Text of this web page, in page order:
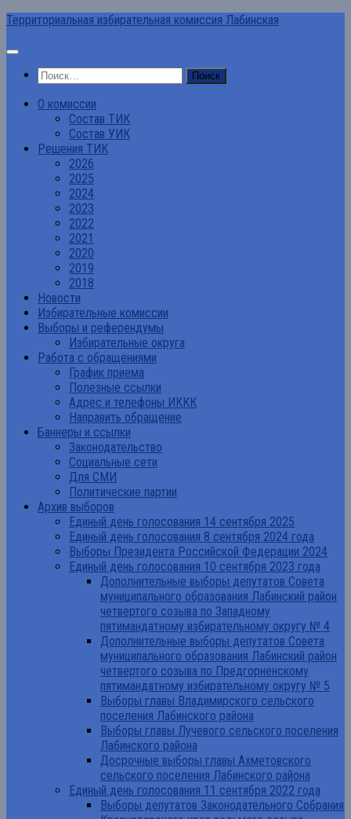
Перейти
содержимому
Территориальная избирательная комиссия Лабинская
Найти:
О комиссии
Состав ТИК
Состав УИК
Решения ТИК
2026
2025
2024
2023
2022
2021
2020
2019
2018
Новости
Избирательные комиссии
Выборы и референдумы
Избирательные округа
Работа с обращениями
График приема
Полезные ссылки
Адрес и телефоны ИККК
Направить обращение
Баннеры и ссылки
Законодательство
Социальные сети
Для СМИ
Политические партии
Архив выборов
Единый день голосования 14 сентября 2025
Единый день голосования 8 сентября 2024 года
Выборы Президента Российской Федерации 2024
Единый день голосования 10 сентября 2023 года
Дополнительные выборы депутатов Совета
муниципального образования Лабинский район
четвертого созыва по Западному
пятимандатному избирательному округу № 4
Дополнительные выборы депутатов Совета
муниципального образования Лабинский район
четвертого созыва по Предгорненскому
пятимандатному избирательному округу № 5
Выборы главы Владимирского сельского
поселения Лабинского района
Выборы главы Лучевого сельского поселения
Лабинского района
Досрочные выборы главы Ахметовского
сельского поселения Лабинского района
Единый день голосования 11 сентября 2022 года
Выборы депутатов Законодательного Собрания